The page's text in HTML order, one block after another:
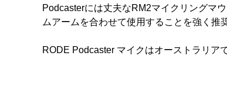
Podcasterには丈夫なRM2マイクリングマ
ムアームを合わせて使用することを強く推
RODE Podcaster マイクはオーストラリア